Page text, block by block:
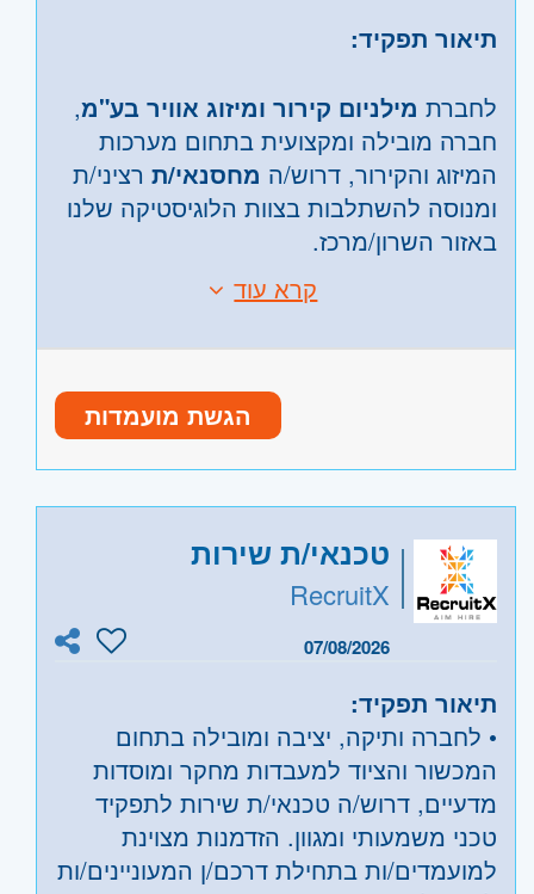
שרון- חדרה וזכרון יעקב, נתניה ועמק חפר,
הרצליה ורמת השרון
תיאור תפקיד:
לחברת מילניום קירור ומיזוג אוויר בע"מ,
חברה מובילה ומקצועית בתחום מערכות
המיזוג והקירור, דרוש/ה מחסנאי/ת רציני/ת
ומנוסה להשתלבות בצוות הלוגיסטיקה שלנו
באזור השרון/מרכז.
ניהול מלאי ממוחשב באופן שוטף.
ביצוע ספירות מלאי תקופתיות.
עבודה הכוללת רישיון מלגזה.
עדיפות להשכלה רלוונטית בתחום
ניסיון מוכח בעבודה של שנתיים
בתחום הלוגיסטיקה וניהול מחסן
כוח פיזי
יחסי אנוש מעולים
ניידות חובה
היקף משרה: משרה מלאה
קוד משרה:JB-00002
אזור: מרכז- תל אביב, פתח תקווה, רמת גן
וגבעתיים, בקעת אונו וגבעת שמואל, חולון
ובת-ים
שרון- רעננה, כפר סבא והוד השרון, ראש
העין
קרא עוד
הגשת מועמדות
טכנאי/ת שירות
RecruitX
07/08/2026
תיאור תפקיד:
• לחברה ותיקה, יציבה ומובילה בתחום
המכשור והציוד למעבדות מחקר ומוסדות
מדעיים, דרוש/ה טכנאי/ת שירות לתפקיד
טכני משמעותי ומגוון. הזדמנות מצוינת
למועמדים/ות בתחילת דרכם/ן המעוניינים/ות